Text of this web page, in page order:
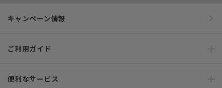
キャンペーン情報
ご利用ガイド
便利なサービス